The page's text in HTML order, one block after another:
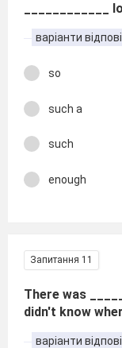
____________
варіанти
so
such a
such
enough
Запитання 11
There was
didn't know
варіанти